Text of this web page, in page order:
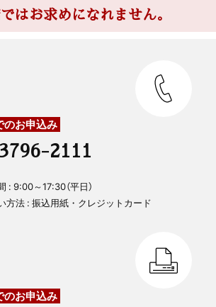
ではお求めになれません。
のお申込み
2111
: 9:00～17:30（平日）
方法 : 振込用紙・クレジットカード
のお申込み